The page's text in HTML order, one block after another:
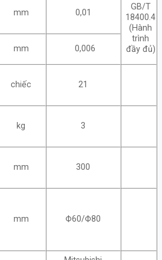
mm 0,01
GB/T
18400.4
(Hành
trình
đầy đủ)
mm 0,006
chiếc 21
kg 3
mm 300
mm Ф60/Ф80